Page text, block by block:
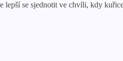
lepší se sjednotit ve chvíli, kdy